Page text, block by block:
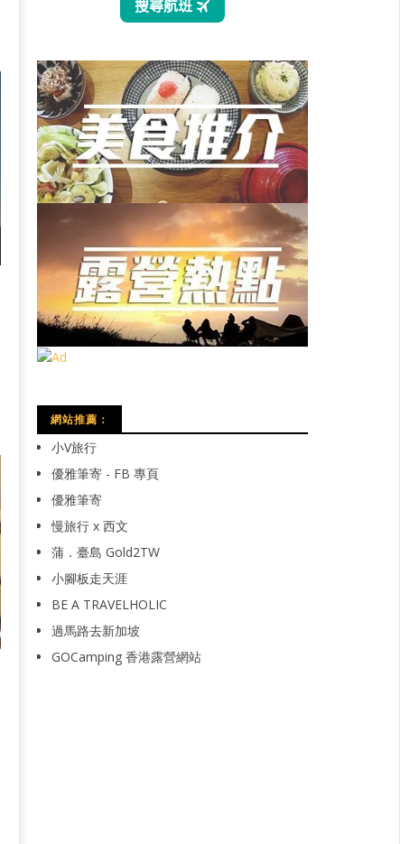
網站推薦：
小V旅行
優雅筆寄 - FB 專頁
優雅筆寄
慢旅行 x 西文
蒲．臺島 Gold2TW
小腳板走天涯
BE A TRAVELHOLIC
過馬路去新加坡
GOCamping 香港露營網站